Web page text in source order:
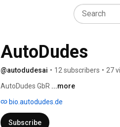
AutoDudes
@autodudesai • 12 subscribers • 27
AutoDudes GbR ...more
bio.autodudes.de
Subscribe